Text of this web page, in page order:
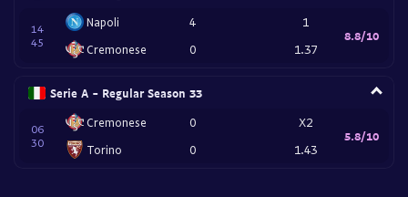
14
45
Napoli
Cremonese
4
0
1
1.37
8.8/10
Serie A - Regular Season 33
06
30
Cremonese
Torino
0
0
X2
1.43
5.8/10